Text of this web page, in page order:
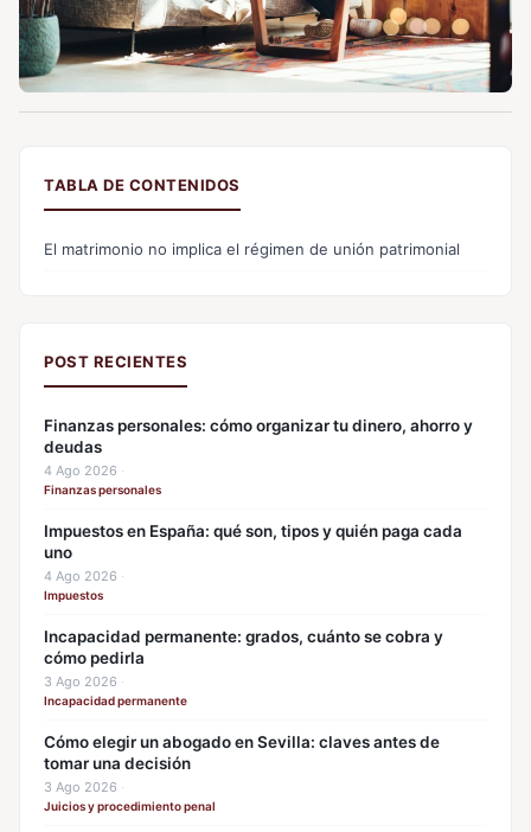
TABLA DE CONTENIDOS
El matrimonio no implica el régimen de unión patrimonial
POST RECIENTES
Finanzas personales: cómo organizar tu dinero, ahorro y
deudas
4 Ago 2026 ·
Finanzas personales
Impuestos en España: qué son, tipos y quién paga cada
uno
4 Ago 2026 ·
Impuestos
Incapacidad permanente: grados, cuánto se cobra y
cómo pedirla
3 Ago 2026 ·
Incapacidad permanente
Cómo elegir un abogado en Sevilla: claves antes de
tomar una decisión
3 Ago 2026 ·
Juicios y procedimiento penal